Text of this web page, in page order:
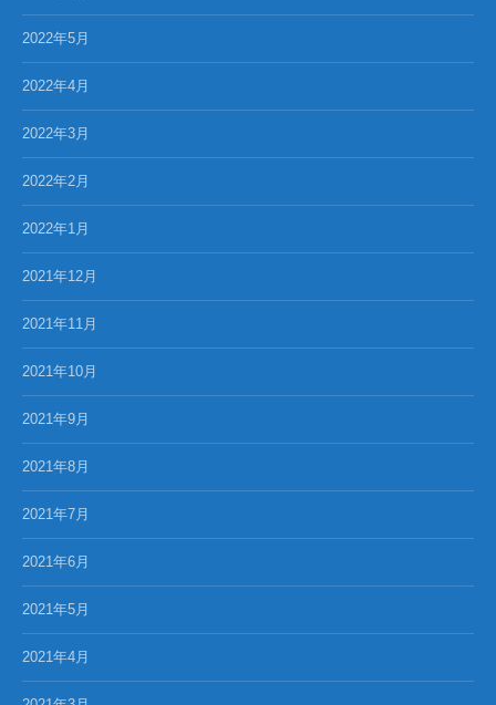
2022年5月
2022年4月
2022年3月
2022年2月
2022年1月
2021年12月
2021年11月
2021年10月
2021年9月
2021年8月
2021年7月
2021年6月
2021年5月
2021年4月